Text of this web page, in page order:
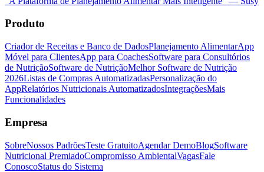
Produto
Criador de Receitas e Banco de DadosPlanejamento AlimentarApp
Móvel para ClientesApp para CoachesSoftware para Consultórios
de NutriçãoSoftware de NutriçãoMelhor Software de Nutrição
2026Listas de Compras AutomatizadasPersonalização do
AppRelatórios Nutricionais AutomatizadosIntegraçõesMais
Funcionalidades
Empresa
SobreNossos PadrõesTeste GratuitoAgendar DemoBlogSoftware
Nutricional PremiadoCompromisso AmbientalVagasFale
ConoscoStatus do Sistema